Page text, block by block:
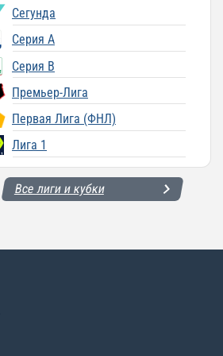
Сегунда
Серия A
Серия B
Премьер-Лига
Первая Лига (ФНЛ)
Лига 1
Все лиги и кубки